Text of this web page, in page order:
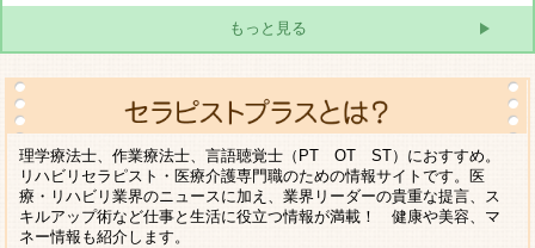
もっと見る
理学療法士、作業療法士、言語聴覚士（PT OT ST）におすすめ。
リハビリセラピスト・医療介護専門職のための情報サイトです。医
療・リハビリ業界のニュースに加え、業界リーダーの貴重な提言、ス
キルアップ術など仕事と生活に役立つ情報が満載！ 健康や美容、マ
ネー情報も紹介します。